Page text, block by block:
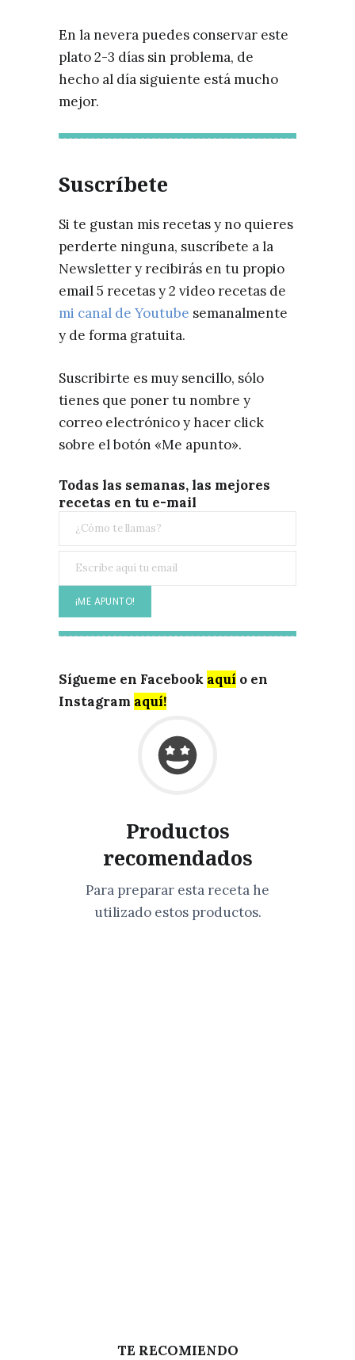
En la nevera puedes conservar este
plato 2-3 días sin problema, de
hecho al día siguiente está mucho
mejor.
Suscríbete
Si te gustan mis recetas y no quieres
perderte ninguna, suscríbete a la
Newsletter y recibirás en tu propio
email 5 recetas y 2 video recetas de
mi canal de Youtube semanalmente
y de forma gratuita.
Suscribirte es muy sencillo, sólo
tienes que poner tu nombre y
correo electrónico y hacer click
sobre el botón «Me apunto».
Todas las semanas, las mejores
recetas en tu e-mail
Sígueme en Facebook aquí o en
Instagram aquí!
Productos
recomendados
Para preparar esta receta he
utilizado estos productos.
TE RECOMIENDO